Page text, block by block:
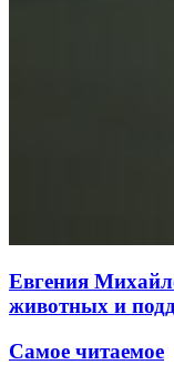
Евгения
животных и
Самое читаемое